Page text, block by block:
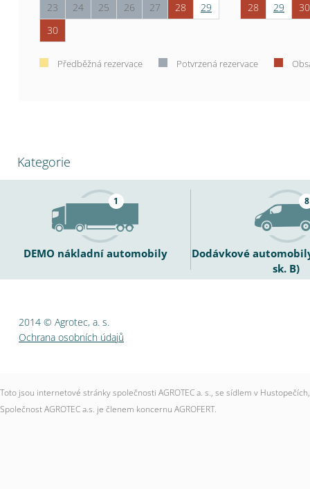
23
24 25 26 27 28
29
30
28
29 30
Předběžná rezervace Potvrzená rezervace
Kategorie
DEMO nákladní automobily
1
Dodávkové
sk. B)
8
2014 © Agrotec, a. s.
Ochrana osobních údajů
Toto jsou internetové stránky společnosti AGROTEC a. s., se sídlem v
Společnost AGROTEC a.s. je členem koncernu AGROFERT.